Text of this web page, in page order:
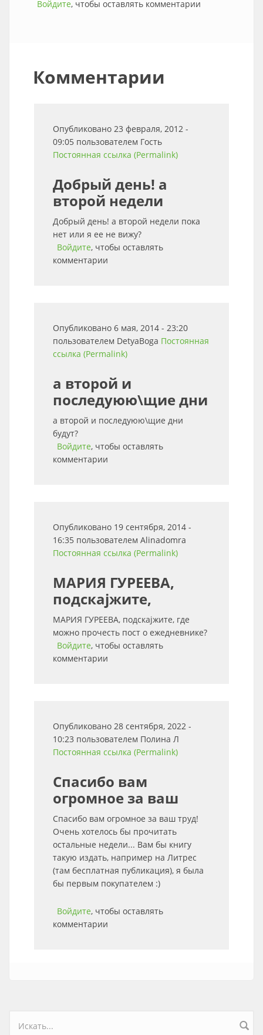
Войдите, чтобы оставлять комментарии
Комментарии
Опубликовано 23 февраля, 2012 -
09:05 пользователем Гость
Постоянная ссылка (Permalink)
Добрый день! а
второй недели
Добрый день! а второй недели пока
нет или я ее не вижу?
Войдите, чтобы оставлять
комментарии
Опубликовано 6 мая, 2014 - 23:20
пользователем DetyaBoga Постоянная
ссылка (Permalink)
а второй и
последуюю\щие дни
а второй и последуюю\щие дни
будут?
Войдите, чтобы оставлять
комментарии
Опубликовано 19 сентября, 2014 -
16:35 пользователем Alinadomra
Постоянная ссылка (Permalink)
МАРИЯ ГУРЕЕВА,
подскаjжите,
МАРИЯ ГУРЕЕВА, подскаjжите, где
можно прочесть пост о ежедневнике?
Войдите, чтобы оставлять
комментарии
Опубликовано 28 сентября, 2022 -
10:23 пользователем Полина Л
Постоянная ссылка (Permalink)
Спасибо вам
огромное за ваш
Спасибо вам огромное за ваш труд!
Очень хотелось бы прочитать
остальные недели... Вам бы книгу
такую издать, например на Литрес
(там бесплатная публикация), я была
бы первым покупателем :)
Войдите, чтобы оставлять
комментарии
Форма поиска